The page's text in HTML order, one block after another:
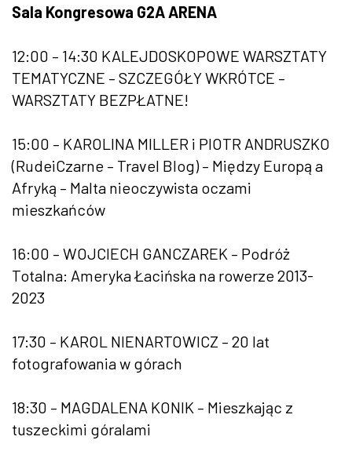
Sala Kongresowa G2A ARENA
12:00 – 14:30 KALEJDOSKOPOWE WARSZTATY
TEMATYCZNE – SZCZEGÓŁY WKRÓTCE –
WARSZTATY BEZPŁATNE!
15:00 – KAROLINA MILLER i PIOTR ANDRUSZKO
(RudeiCzarne – Travel Blog) – Między Europą a
Afryką – Malta nieoczywista oczami
mieszkańców
16:00 – WOJCIECH GANCZAREK – Podróż
Totalna: Ameryka Łacińska na rowerze 2013-
2023
17:30 – KAROL NIENARTOWICZ – 20 lat
fotografowania w górach
18:30 – MAGDALENA KONIK – Mieszkając z
tuszeckimi góralami